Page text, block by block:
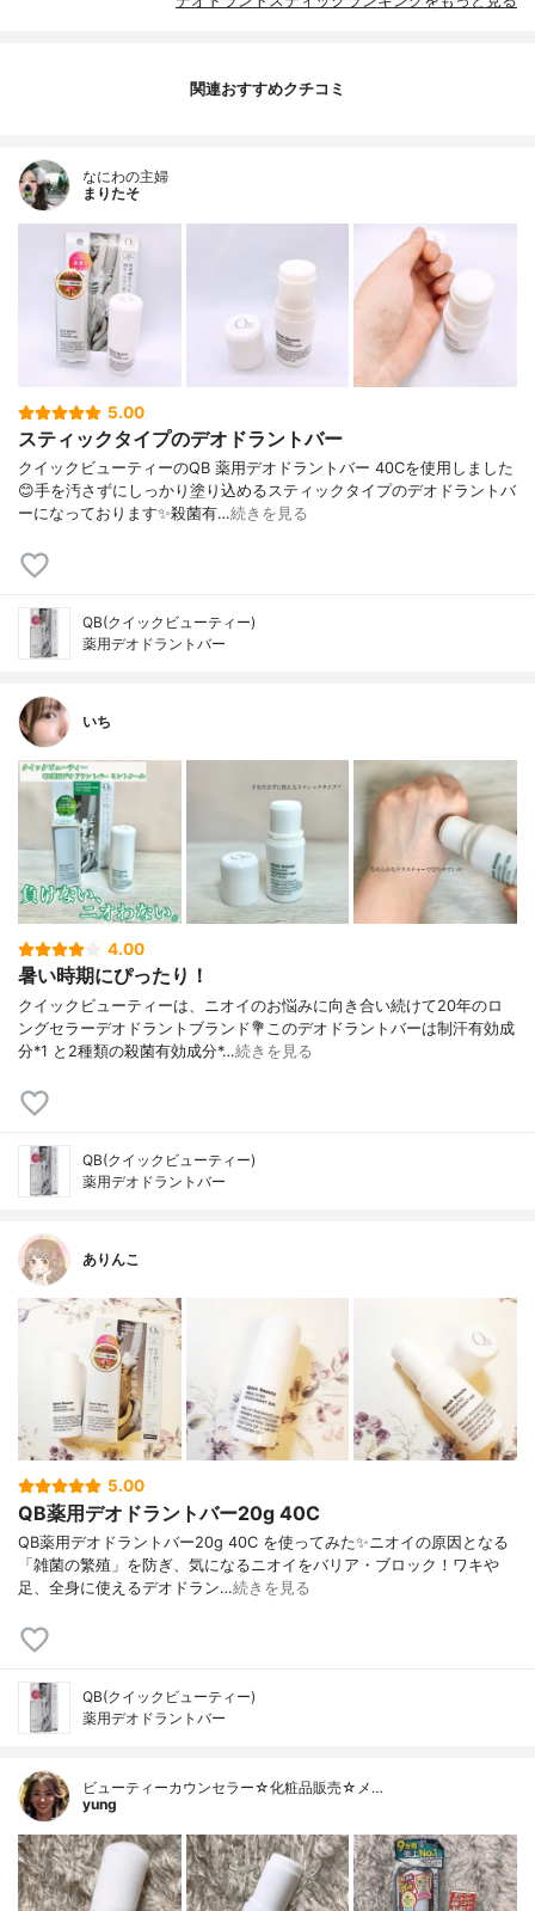
関連おすすめクチコミ
なにわの主婦
まりたそ
5.00
スティックタイプのデオドラントバー
クイックビューティーのQB 薬用デオドラントバー 40Cを使用しました
😊手を汚さずにしっかり塗り込めるスティックタイプのデオドラントバ
ーになっております✨殺菌有…続きを見る
QB(クイックビューティー)
薬用デオドラントバー
いち
4.00
暑い時期にぴったり！
クイックビューティーは、ニオイのお悩みに向き合い続けて20年のロ
ングセラーデオドラントブランド💐このデオドラントバーは制汗有効成
分*1 と2種類の殺菌有効成分*…続きを見る
QB(クイックビューティー)
薬用デオドラントバー
ありんこ
5.00
QB薬用デオドラントバー20g 40C
QB薬用デオドラントバー20g 40C を使ってみた✨ニオイの原因となる
「雑菌の繁殖」を防ぎ、気になるニオイをバリア・ブロック！ワキや
足、全身に使えるデオドラン…続きを見る
QB(クイックビューティー)
薬用デオドラントバー
ビューティーカウンセラー☆化粧品販売☆メ…
yung